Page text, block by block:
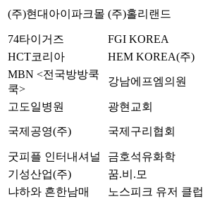
(주)현대아이파크몰 (주)홀리랜드
74타이거즈
FGI KOREA
HCT코리아
HEM KOREA(주)
MBN <전국방방쿡
쿡>
강남에프엠의원
고도일병원 광현교회
국제공영(주) 국제구리협회
굿피플 인터내셔널
금호석유화학
기성산업(주)
꿈.비.모
냐하와 흔한남매
노스피크 유저 클럽